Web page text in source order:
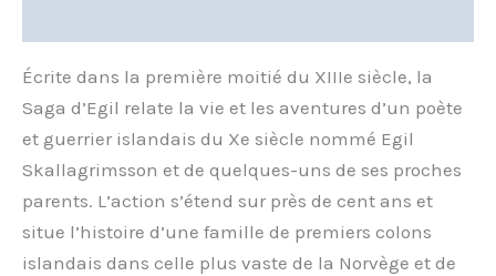
Écrite dans la première moitié du XIIIe siècle, la
Saga d’Egil relate la vie et les aventures d’un poète
et guerrier islandais du Xe siècle nommé Egil
Skallagrimsson et de quelques-uns de ses proches
parents. L’action s’étend sur près de cent ans et
situe l’histoire d’une famille de premiers colons
islandais dans celle plus vaste de la Norvège et de